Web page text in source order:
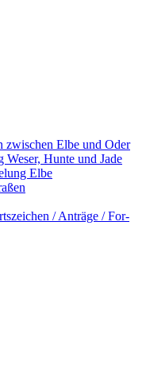
zwi­schen El­be und Oder
We­ser, Hun­te und Ja­de
El­be
/ An­trä­ge / For­